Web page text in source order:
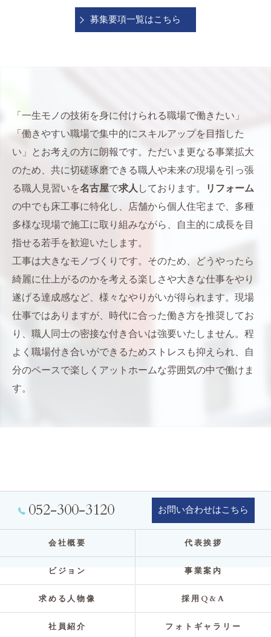
募集要項一覧はこちら
「一生モノの技術を身に付けられる職場で働きたい」
「働きやすい職場で集中的にスキルアップを目指した
い」とお考えの方に朗報です。ただいま更なる事業拡大
のため、共に切磋琢磨できる職人や未来の現場を引っ張
る職人見習いを名古屋で求人しております。
リフォーム
の中でも床工事に特化し、店舗から個人住宅まで、多種
多様な現場で施工に取り組みながら、自主的に成長を目
指せる若手を歓迎いたします。
工事は大きなモノづくりです。そのため、どうやったら
綺麗に仕上がるのかを考える楽しさや大きな仕事をやり
遂げる達成感など、様々なやりがいが得られます。現場
仕事ではありますが、時代に合った働き方を推奨してお
り、職人同士の密接な付き合いは強要いたしません。程
よく職場付き合いができるためストレスも抑えられ、自
分のペースで楽しくアットホームな雰囲気の中で働けま
す。
052-300-3120 お問い合わせはこちら
会社概要 代表挨拶
ビジョン 事業案内
求める人物像 採用Q&A
社員紹介 フォトギャラリー